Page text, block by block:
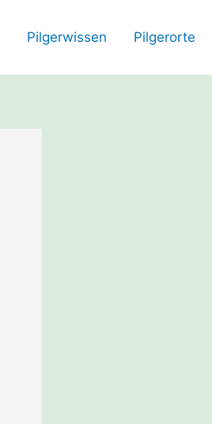
Pilgerwissen Pilgerorte